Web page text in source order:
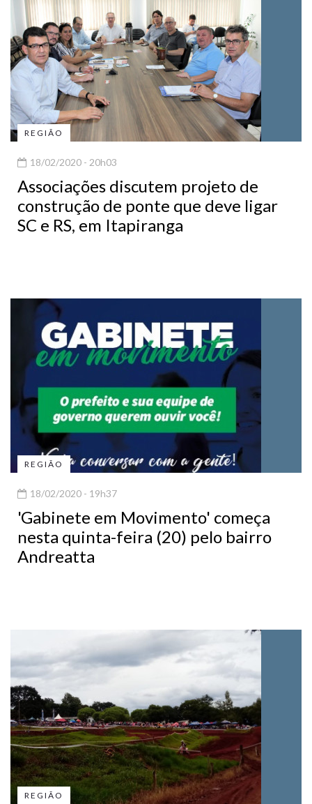
REGIÃO
18/02/2020 - 20h03
Associações discutem projeto de
construção de ponte que deve ligar
SC e RS, em Itapiranga
REGIÃO
18/02/2020 - 19h37
'Gabinete em Movimento' começa
nesta quinta-feira (20) pelo bairro
Andreatta
REGIÃO